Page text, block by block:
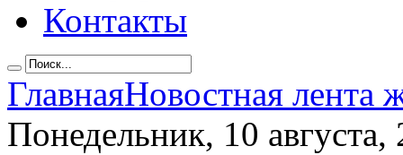
Контакты
ГлавнаяНовостная лента
Понедельник, 10 августа,